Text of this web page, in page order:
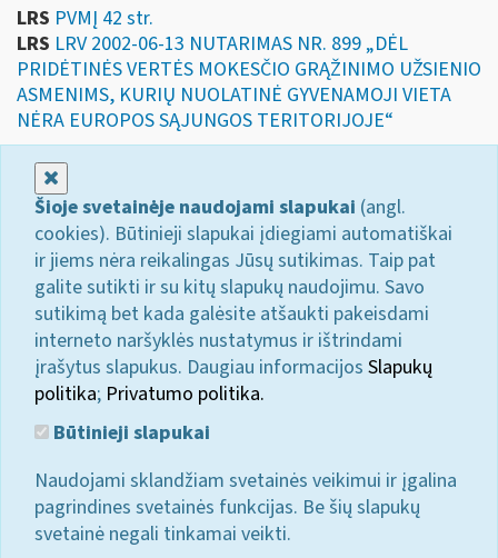
LRS PVMĮ 42 str.
LRS LRV 2002-06-13 NUTARIMAS NR. 899 „DĖL
PRIDĖTINĖS VERTĖS MOKESČIO GRĄŽINIMO UŽSIENIO
ASMENIMS, KURIŲ NUOLATINĖ GYVENAMOJI VIETA
NĖRA EUROPOS SĄJUNGOS TERITORIJOJE“
Šioje svetainėje naudojami slapukai (angl.
cookies). Būtinieji slapukai įdiegiami automatiškai
ir jiems nėra reikalingas Jūsų sutikimas. Taip pat
galite sutikti ir su kitų slapukų naudojimu. Savo
sutikimą bet kada galėsite atšaukti pakeisdami
interneto naršyklės nustatymus ir ištrindami
įrašytus slapukus. Daugiau informacijos Slapukų
politika; Privatumo politika.
Būtinieji slapukai
Naudojami sklandžiam svetainės veikimui ir įgalina
pagrindines svetainės funkcijas. Be šių slapukų
svetainė negali tinkamai veikti.